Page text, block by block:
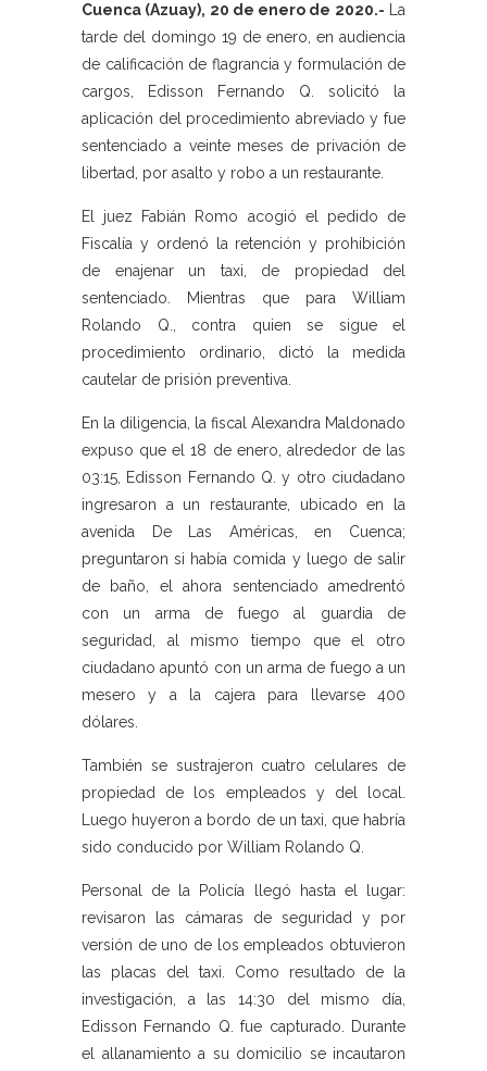
Cuenca (Azuay), 20 de enero de 2020.- La
tarde del domingo 19 de enero, en audiencia
de calificación de flagrancia y formulación de
cargos, Edisson Fernando Q. solicitó la
aplicación del procedimiento abreviado y fue
sentenciado a veinte meses de privación de
libertad, por asalto y robo a un restaurante.
El juez Fabián Romo acogió el pedido de
Fiscalía y ordenó la retención y prohibición
de enajenar un taxi, de propiedad del
sentenciado. Mientras que para William
Rolando Q., contra quien se sigue el
procedimiento ordinario, dictó la medida
cautelar de prisión preventiva.
En la diligencia, la fiscal Alexandra Maldonado
expuso que el 18 de enero, alrededor de las
03:15, Edisson Fernando Q. y otro ciudadano
ingresaron a un restaurante, ubicado en la
avenida De Las Américas, en Cuenca;
preguntaron si había comida y luego de salir
de baño, el ahora sentenciado amedrentó
con un arma de fuego al guardia de
seguridad, al mismo tiempo que el otro
ciudadano apuntó con un arma de fuego a un
mesero y a la cajera para llevarse 400
dólares.
También se sustrajeron cuatro celulares de
propiedad de los empleados y del local.
Luego huyeron a bordo de un taxi, que habría
sido conducido por William Rolando Q.
Personal de la Policía llegó hasta el lugar:
revisaron las cámaras de seguridad y por
versión de uno de los empleados obtuvieron
las placas del taxi. Como resultado de la
investigación, a las 14:30 del mismo día,
Edisson Fernando Q. fue capturado. Durante
el allanamiento a su domicilio se incautaron